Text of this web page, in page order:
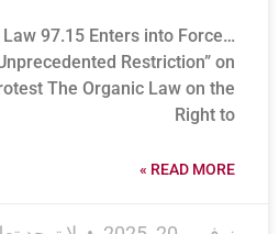
97.15 Enters into Force…
Restriction” on
The Organic Law on the
Right to
READ MORE »